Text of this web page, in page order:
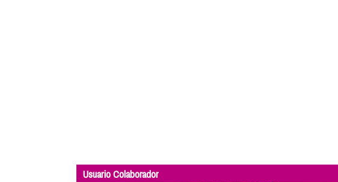
Usuario Colaborador